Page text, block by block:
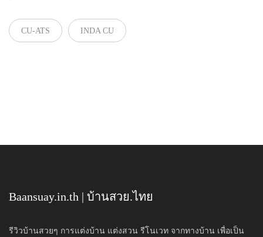
CU-ATS INDA CU
Baansuay.in.th | บ้านสวย.ไทย
รีวิวบ้านสวยๆ การแต่งบ้าน แต่งสวน รีโนเวท จากทางบ้าน เพื่อเป็น